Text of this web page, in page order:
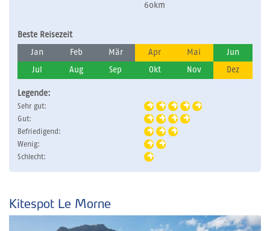
60km
Beste Reisezeit
Jan Feb Mär Apr Mai Jun
Jul Aug Sep Okt Nov Dez
Legende:
Sehr gut:
Gut:
Befriedigend:
Wenig:
Schlecht:
Kitespot Le Morne